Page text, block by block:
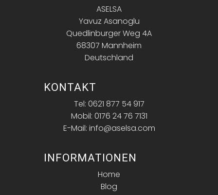
ASELSA
Yavuz Asanoglu
Quedlinburger Weg 4A
68307 Mannheim
Deutschland
KONTAKT
Tel: 0621 877 54 917
Mobil: 0176 24 76 7131
E-Mail: info@aselsa.com
INFORMATIONEN
Home
Blog